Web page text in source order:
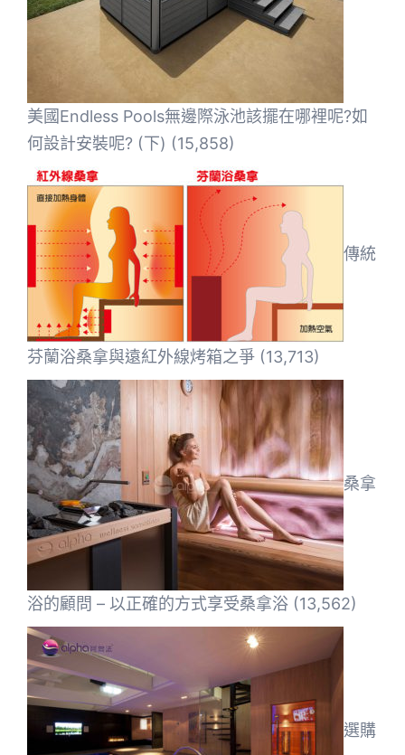
美國Endless Pools無邊際泳池該擺在哪裡呢?如
何設計安裝呢? (下) (15,858)
傳統
芬蘭浴桑拿與遠紅外線烤箱之爭 (13,713)
桑拿
浴的顧問 – 以正確的方式享受桑拿浴 (13,562)
選購